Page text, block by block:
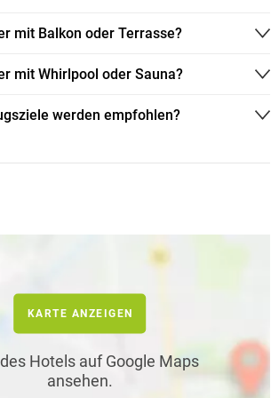
mit Balkon oder Terrasse?
mit Whirlpool oder Sauna?
werden empfohlen?
KARTE ANZEIGEN
Hotels auf Google Maps
ansehen.